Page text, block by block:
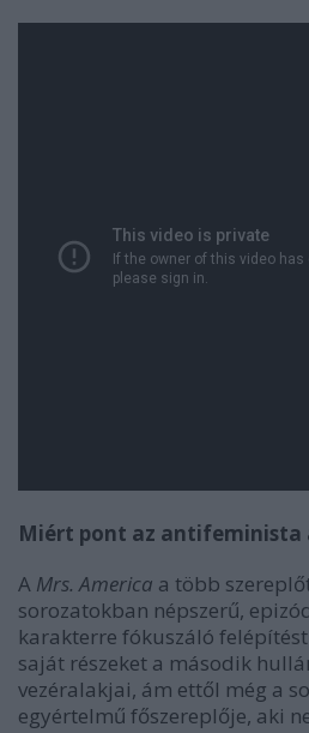
Miért pont az antifeminista
A Mrs. America a több
sorozatokban népszerű,
karakterre fókuszáló
saját részeket a második
vezéralakjai, ám ettől még a
egyértelmű főszereplője, aki